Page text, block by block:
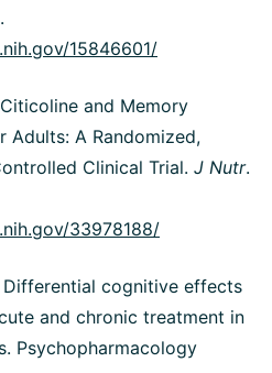
15846601/
and Memory
Adults: A Randomized,
Clinical Trial. J Nutr.
33978188/
Differential cognitive effects
and chronic treatment in
Psychopharmacology